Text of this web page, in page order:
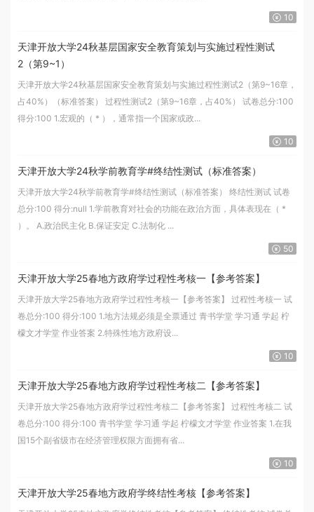
10
天津开放大学24秋基层国家安全教育策划与实施过程性测试
2（第9~1）
天津开放大学24秋基层国家安全教育策划与实施过程性测试2（第9~16章，
占40%）（标准答案） 过程性测试2（第9~16章，占40%） 试卷总分:100
得分:100 1.宏观的（ * ），通常指一个国家或政...
10
天津开放大学24秋学前教育学#终结性测试（标准答案）
天津开放大学24秋学前教育学#终结性测试（标准答案） 终结性测试 试卷
总分:100 得分:null 1.学前教育对社会的功能在政治方面，具体表现在（ *
）。 A.政治民主化 B.保证安定 C.法制化 ...
50
天津开放大学25春地方政府学过程性考核一【参考答案】
天津开放大学25春地方政府学过程性考核一【参考答案】 过程性考核一 试
卷总分:100 得分:100 1.地方法规必须是全票通过 青书学堂 学习通 学起 柠
檬文才学堂 作业答案 2.特殊性地方政府设...
10
天津开放大学25春地方政府学过程性考核二【参考答案】
天津开放大学25春地方政府学过程性考核二【参考答案】 过程性考核二 试
卷总分:100 得分:100 青书学堂 学习通 学起 柠檬文才学堂 作业答案 1.在我
国15个副省级市在经济管理权限方面拥有省...
10
天津开放大学25春地方政府学终结性考核【参考答案】